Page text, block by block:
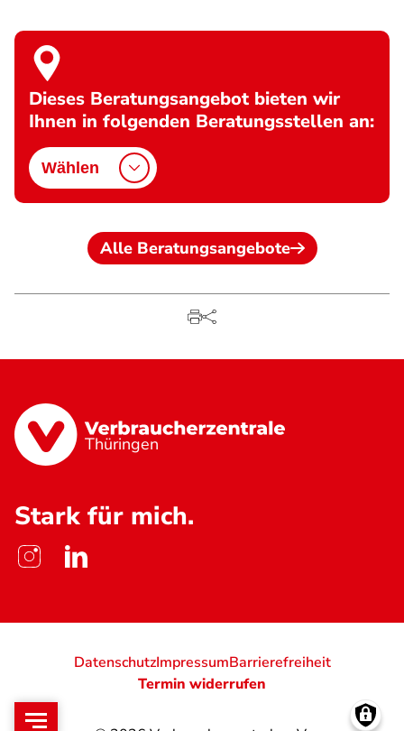
Dieses Beratungsangebot bieten wir
Ihnen in folgenden Beratungsstellen an:
Wählen
Alle Beratungsangebote
Thüringen
Stark für mich.
DatenschutzImpressumBarrierefreiheit
Termin widerrufen